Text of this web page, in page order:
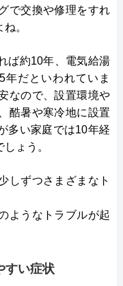
で交換や修理をすれ
。
ば約10年、電気給湯
だといわれていま
なので、設置環境や
酷暑や寒冷地に設置
多い家庭では10年経
ょう。
しずつさまざまなト
ようなトラブルが起
すい症状